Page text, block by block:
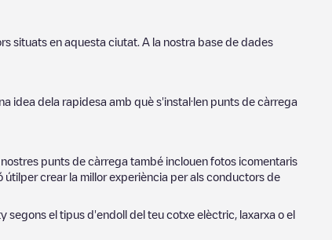
situats en aquesta ciutat. A la nostra base de dades
idea dela rapidesa amb què s'instal·len punts de càrrega
nostres punts de càrrega també inclouen fotos icomentaris
crear la millor experiència per als conductors de
segons el tipus d'endoll del teu cotxe elèctric, laxarxa o el